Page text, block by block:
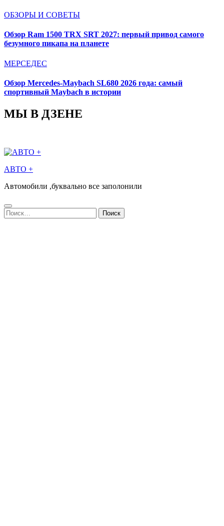
ОБЗОРЫ И СОВЕТЫ
Обзор Ram 1500 TRX SRT 2027: первый привод самого
безумного пикапа на планете
МЕРСЕДЕС
Обзор Mercedes-Maybach SL680 2026 года: самый
спортивный Maybach в истории
МЫ В ДЗЕНЕ
АВТО +
Автомобили ,буквально все заполонили
Найти: